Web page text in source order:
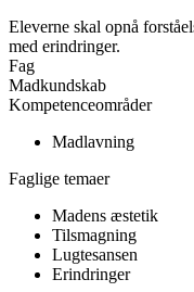
Eleverne skal opnå
med erindringer.
Fag
Madkundskab
Kompetenceområder
Madlavning
Faglige temaer
Madens æstetik
Tilsmagning
Lugtesansen
Erindringer